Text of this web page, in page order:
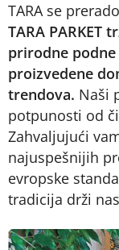
TARA se
TARA PARKET
prirodne
proizvedene
trendova. Naši
potpunosti od
Zahvaljujući
najuspešnijih
evropske
tradicija drži